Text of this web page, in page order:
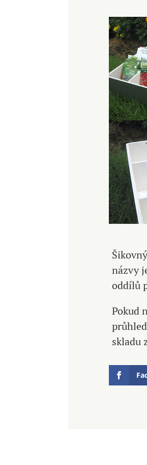
názvy
oddílů
Pokud
skladu